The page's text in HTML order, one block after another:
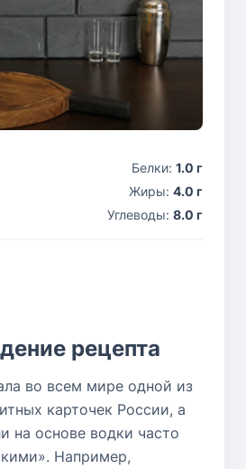
Белки: 1.0 г
Жиры: 4.0 г
Углеводы: 8.0 г
рецепта
во всем мире одной из
карточек России, а
на основе водки часто
Например,